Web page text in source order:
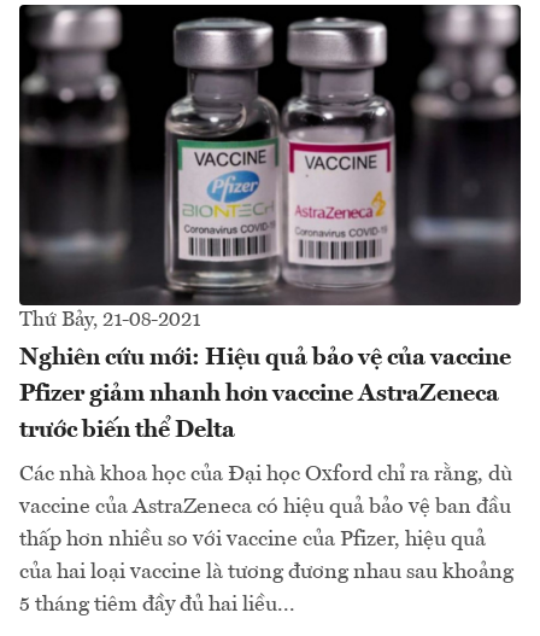
Thứ Bảy, 21-08-2021
Nghiên cứu mới: Hiệu quả bảo vệ của vaccine
Pfizer giảm nhanh hơn vaccine AstraZeneca
trước biến thể Delta
Các nhà khoa học của Đại học Oxford chỉ ra rằng, dù
vaccine của AstraZeneca có hiệu quả bảo vệ ban đầu
thấp hơn nhiều so với vaccine của Pfizer, hiệu quả
của hai loại vaccine là tương đương nhau sau khoảng
5 tháng tiêm đầy đủ hai liều...